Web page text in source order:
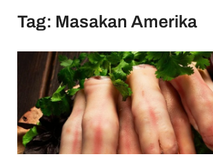
Tag: Masakan Amerika